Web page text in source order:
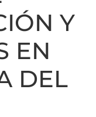
Y
EN
DEL